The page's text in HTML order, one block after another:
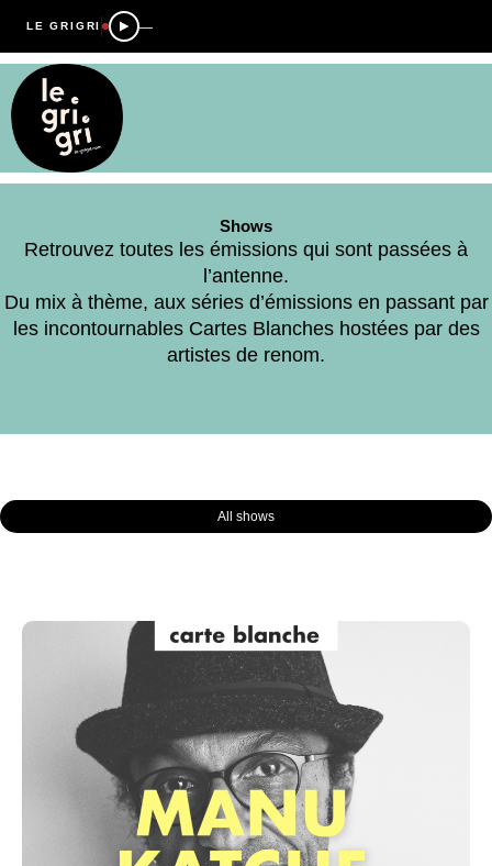
LE GRIGRI —
Shows
Retrouvez toutes les émissions qui sont passées à
l’antenne.
Du mix à thème, aux séries d’émissions en passant par
les incontournables Cartes Blanches hostées par des
artistes de renom.
All shows
PagePage Page